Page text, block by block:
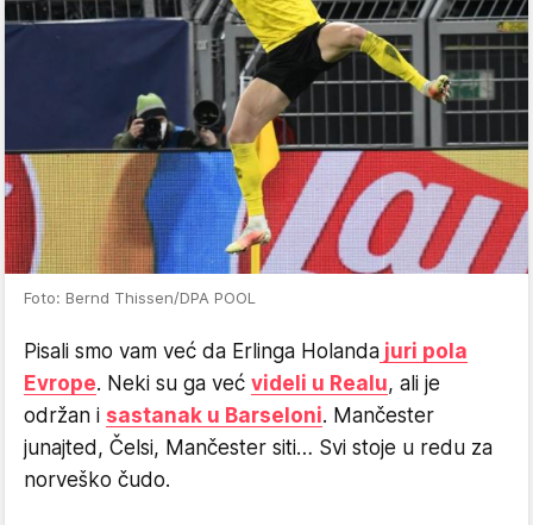
Foto: Bernd Thissen/DPA POOL
Pisali smo vam već da Erlinga Holanda juri pola
Evrope. Neki su ga već videli u Realu, ali je
održan i sastanak u Barseloni. Mančester
junajted, Čelsi, Mančester siti… Svi stoje u redu za
norveško čudo.